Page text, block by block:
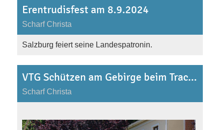
Erentrudisfest am 8.9.2024
Scharf Christa
Salzburg feiert seine Landespatronin.
VTG Schützen am Gebirge beim Trachtensommer 2024 in Scheeßeln (Norddeutschland)
Scharf Christa